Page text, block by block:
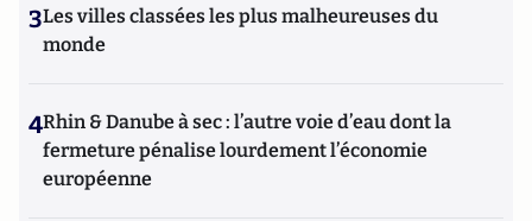
3Les villes classées les plus malheureuses du
monde
4Rhin & Danube à sec : l’autre voie d’eau dont la
fermeture pénalise lourdement l’économie
européenne